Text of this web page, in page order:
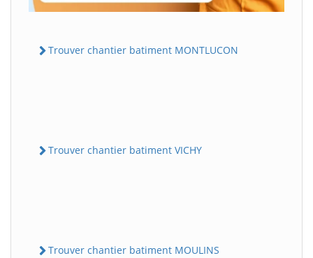
Trouver chantier batiment MONTLUCON
Trouver chantier batiment VICHY
Trouver chantier batiment MOULINS